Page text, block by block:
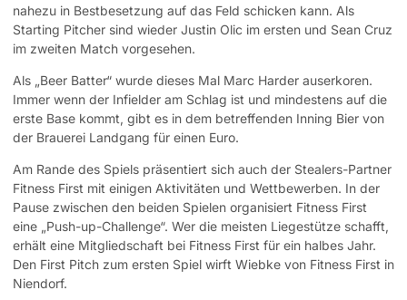
nahezu in Bestbesetzung auf das Feld schicken kann. Als
Starting Pitcher sind wieder Justin Olic im ersten und Sean Cruz
im zweiten Match vorgesehen.
Als „Beer Batter“ wurde dieses Mal Marc Harder auserkoren.
Immer wenn der Infielder am Schlag ist und mindestens auf die
erste Base kommt, gibt es in dem betreffenden Inning Bier von
der Brauerei Landgang für einen Euro.
Am Rande des Spiels präsentiert sich auch der Stealers-Partner
Fitness First mit einigen Aktivitäten und Wettbewerben. In der
Pause zwischen den beiden Spielen organisiert Fitness First
eine „Push-up-Challenge“. Wer die meisten Liegestütze schafft,
erhält eine Mitgliedschaft bei Fitness First für ein halbes Jahr.
Den First Pitch zum ersten Spiel wirft Wiebke von Fitness First in
Niendorf.